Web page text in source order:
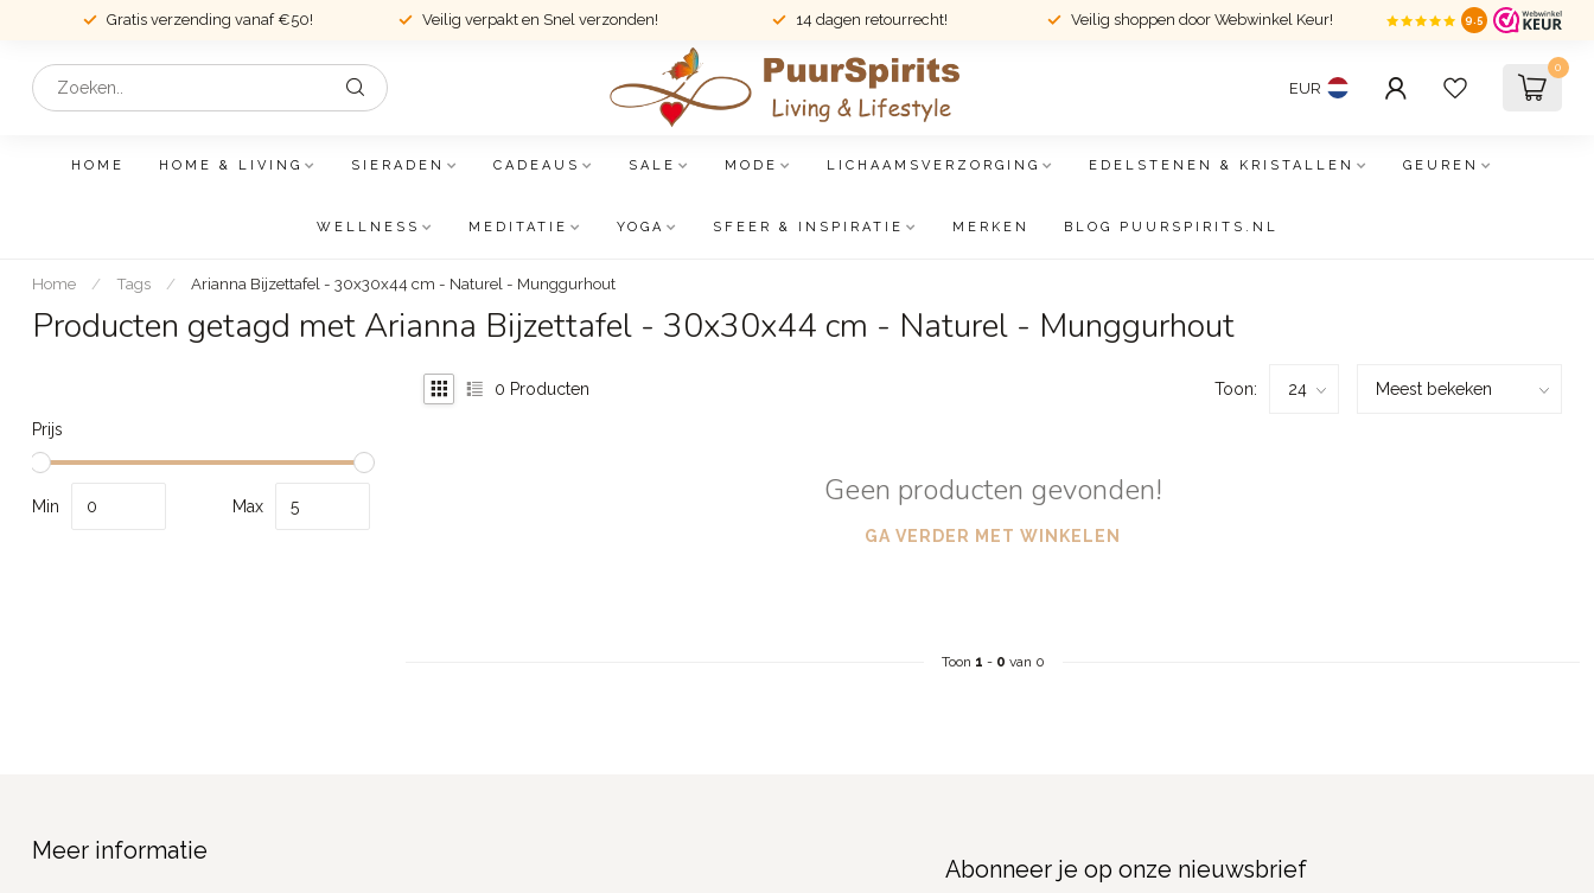
Gratis verzending vanaf €50! Veilig verpakt en Snel verzonden! 14 dagen retourrecht! Veilig shoppen door Webwinkel Keur! 9.5
EUR
0
HOME HOME & LIVING SIERADEN CADEAUS SALE MODE LICHAAMSVERZORGING EDELSTENEN & KRISTALLEN GEUREN
WELLNESS MEDITATIE YOGA SFEER & INSPIRATIE MERKEN BLOG PUURSPIRITS.NL
Home / Tags / Arianna Bijzettafel - 30x30x44 cm - Naturel - Munggurhout
Producten getagd met Arianna Bijzettafel - 30x30x44 cm - Naturel - Munggurhout
Prijs
Min Max
0 Producten Toon:
Geen producten gevonden!
GA VERDER MET WINKELEN
Toon 1 - 0 van 0
Meer informatie
Abonneer je op onze nieuwsbrief